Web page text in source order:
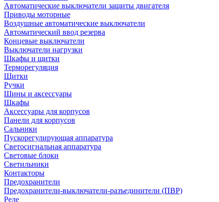
Автоматические выключатели защиты двигателя
Приводы моторные
Воздушные автоматические выключатели
Автоматический ввод резерва
Концевые выключатели
Выключатели нагрузки
Шкафы и щитки
Терморегуляция
Щитки
Ручки
Шины и аксессуары
Шкафы
Аксессуары для корпусов
Панели для корпусов
Сальники
Пускорегулирующая аппаратура
Светосигнальная аппаратура
Световые блоки
Светильники
Контакторы
Предохранители
Предохранители-выключатели-разъединители (ПВР)
Реле